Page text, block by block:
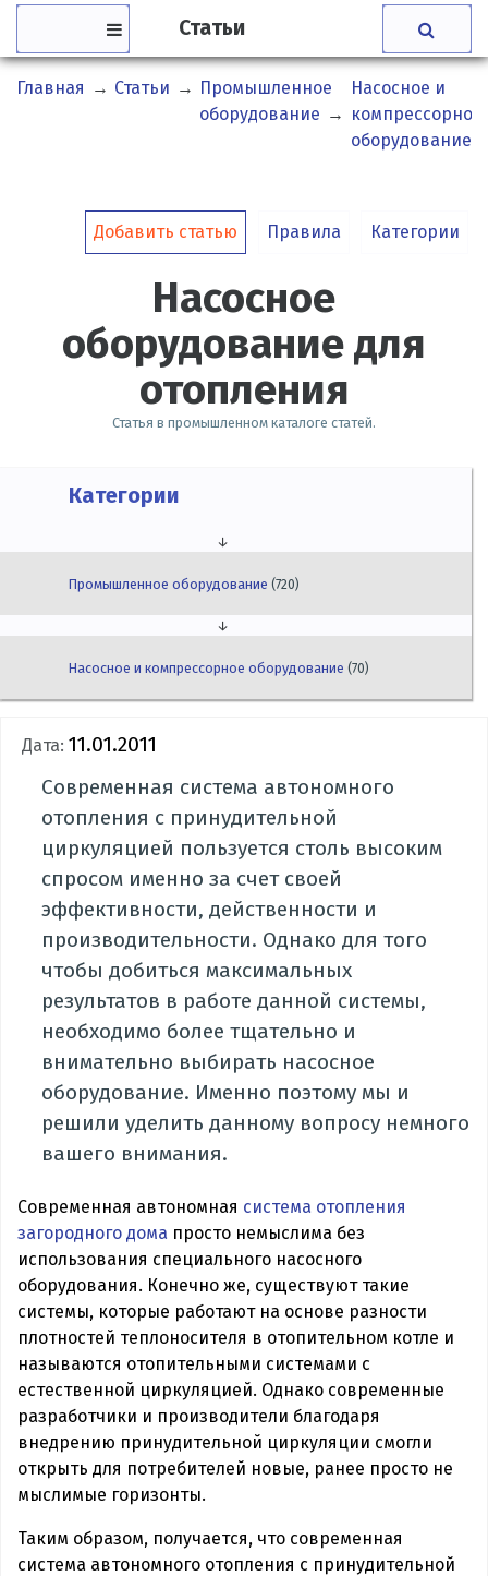
Статьи
Главная → Статьи → Промышленное
оборудование →
Насосное и
компрессорное
оборудование
Добавить статью Правила Категории
Насосное
оборудование для
отопления
Статья в промышленном каталоге статей.
Категории
↓
Промышленное оборудование(720)
↓
Насосное и компрессорное оборудование(70)
Дата: 11.01.2011
Современная система автономного
отопления с принудительной
циркуляцией пользуется столь высоким
спросом именно за счет своей
эффективности, действенности и
производительности. Однако для того
чтобы добиться максимальных
результатов в работе данной системы,
необходимо более тщательно и
внимательно выбирать насосное
оборудование. Именно поэтому мы и
решили уделить данному вопросу немного
вашего внимания.
Современная автономная система отопления
загородного дома просто немыслима без
использования специального насосного
оборудования. Конечно же, существуют такие
системы, которые работают на основе разности
плотностей теплоносителя в отопительном котле и
называются отопительными системами с
естественной циркуляцией. Однако современные
разработчики и производители благодаря
внедрению принудительной циркуляции смогли
открыть для потребителей новые, ранее просто не
мыслимые горизонты.
Таким образом, получается, что современная
система автономного отопления с принудительной